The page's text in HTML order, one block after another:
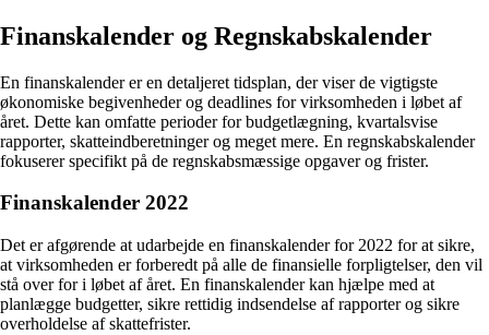
Finanskalender og Regnskabskalender
En finanskalender er en detaljeret tidsplan, der viser de vigtigste
økonomiske begivenheder og deadlines for virksomheden i løbet af
året. Dette kan omfatte perioder for budgetlægning, kvartalsvise
rapporter, skatteindberetninger og meget mere. En regnskabskalender
fokuserer specifikt på de regnskabsmæssige opgaver og frister.
Finanskalender 2022
Det er afgørende at udarbejde en finanskalender for 2022 for at sikre,
at virksomheden er forberedt på alle de finansielle forpligtelser, den vil
stå over for i løbet af året. En finanskalender kan hjælpe med at
planlægge budgetter, sikre rettidig indsendelse af rapporter og sikre
overholdelse af skattefrister.